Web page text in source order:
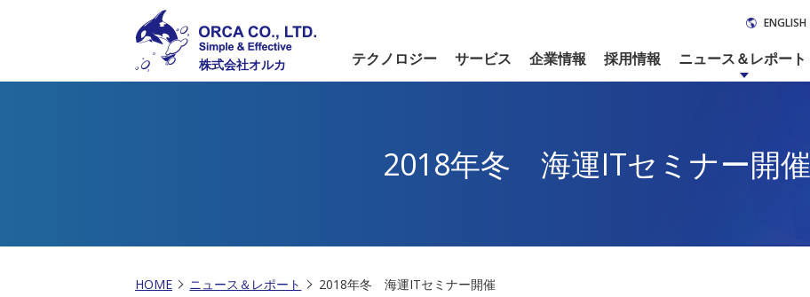
株式会社オルカ
ENGLISH
テクノロジー サービス 企業情報 採用情報 ニュース＆レポート
2018年冬 海運ITセミナー開催
HOME ニュース＆レポート 2018年冬 海運ITセミナー開催